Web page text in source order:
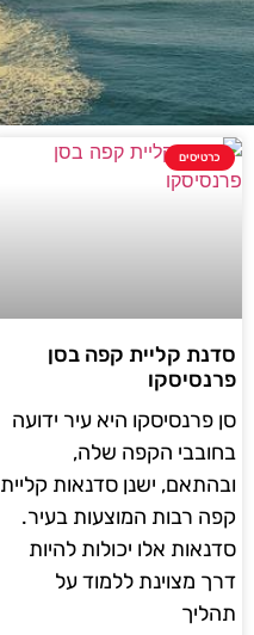
כרטיסים
סדנת קליית קפה בסן
פרנסיסקו
סן פרנסיסקו היא עיר ידועה
בחובבי הקפה שלה,
ובהתאם, ישנן סדנאות קליית
קפה רבות המוצעות בעיר.
סדנאות אלו יכולות להיות
דרך מצוינת ללמוד על
תהליך